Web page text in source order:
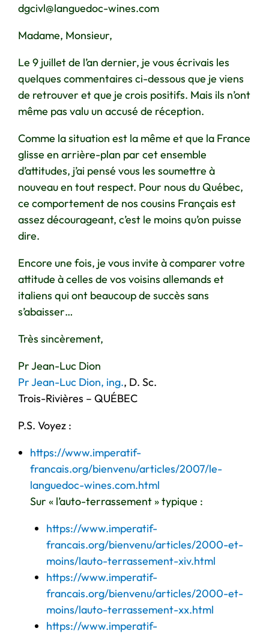
dgcivl@languedoc-wines.com
Madame, Monsieur,
Le 9 juillet de l’an dernier, je vous écrivais les
quelques commentaires ci-dessous que je viens
de retrouver et que je crois positifs. Mais ils n’ont
même pas valu un accusé de réception.
Comme la situation est la même et que la France
glisse en arrière-plan par cet ensemble
d’attitudes, j’ai pensé vous les soumettre à
nouveau en tout respect. Pour nous du Québec,
ce comportement de nos cousins Français est
assez décourageant, c’est le moins qu’on puisse
dire.
Encore une fois, je vous invite à comparer votre
attitude à celles de vos voisins allemands et
italiens qui ont beaucoup de succès sans
s’abaisser…
Très sincèrement,
Pr Jean-Luc Dion
Pr Jean-Luc Dion, ing., D. Sc.
Trois-Rivières – QUÉBEC
P.S. Voyez :
https://www.imperatif-
francais.org/bienvenu/articles/2007/le-
languedoc-wines.com.html
Sur « l’auto-terrassement » typique :
https://www.imperatif-
francais.org/bienvenu/articles/2000-et-
moins/lauto-terrassement-xiv.html
https://www.imperatif-
francais.org/bienvenu/articles/2000-et-
moins/lauto-terrassement-xx.html
https://www.imperatif-